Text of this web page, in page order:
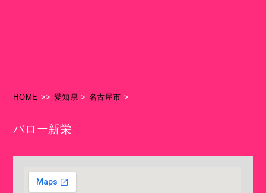
HOME >> 愛知県 > 名古屋市 >
バロー新栄